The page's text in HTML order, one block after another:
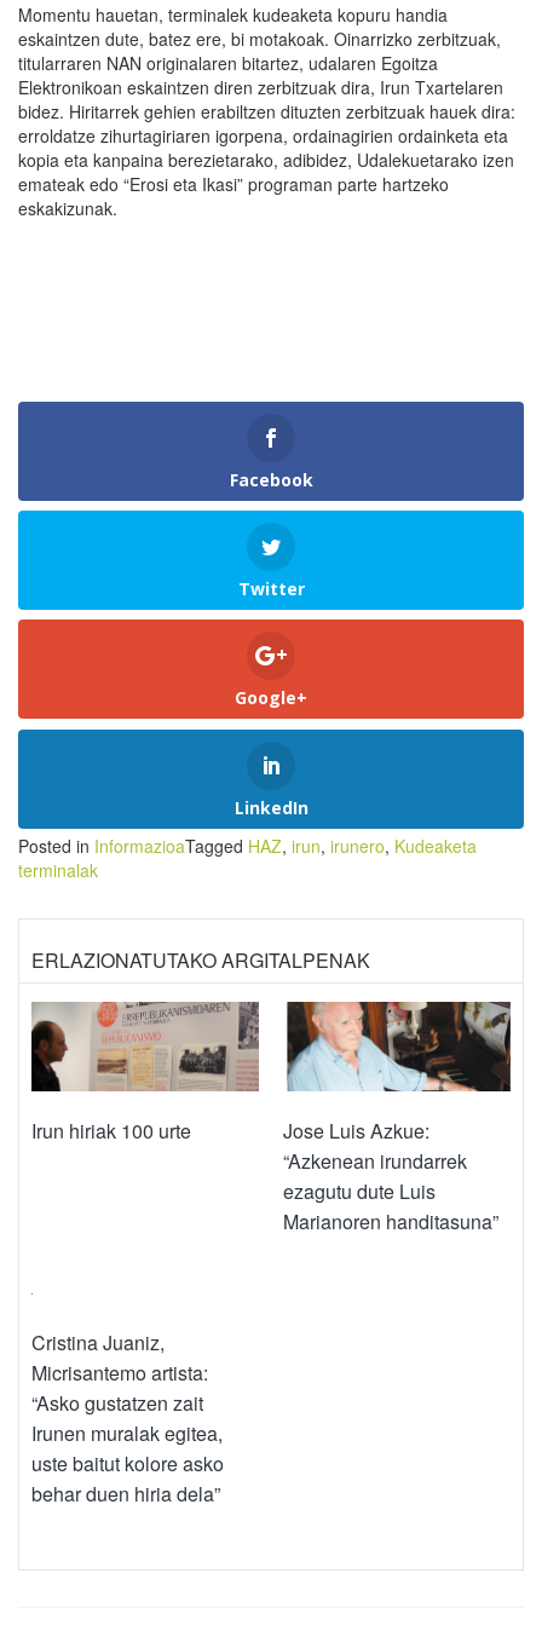
Momentu hauetan, terminalek kudeaketa kopuru handia
eskaintzen dute, batez ere, bi motakoak. Oinarrizko zerbitzuak,
titularraren NAN originalaren bitartez, udalaren Egoitza
Elektronikoan eskaintzen diren zerbitzuak dira, Irun Txartelaren
bidez. Hiritarrek gehien erabiltzen dituzten zerbitzuak hauek dira:
erroldatze zihurtagiriaren igorpena, ordainagirien ordainketa eta
kopia eta kanpaina berezietarako, adibidez, Udalekuetarako izen
emateak edo “Erosi eta Ikasi” programan parte hartzeko
eskakizunak.
Facebook
Twitter
Google+
LinkedIn
Posted in InformazioaTagged HAZ, irun, irunero, Kudeaketa
terminalak
ERLAZIONATUTAKO ARGITALPENAK
Irun hiriak 100 urte
Jose Luis Azkue:
“Azkenean irundarrek
ezagutu dute Luis
Marianoren handitasuna”
Cristina Juaniz,
Micrisantemo artista:
“Asko gustatzen zait
Irunen muralak egitea,
uste baitut kolore asko
behar duen hiria dela”